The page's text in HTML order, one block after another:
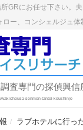
GRにお任せ下さい。
ー、コンシェルジュ
査専門の探偵興信
senmon-tantei-koushinjo
ラブホテルに行っ